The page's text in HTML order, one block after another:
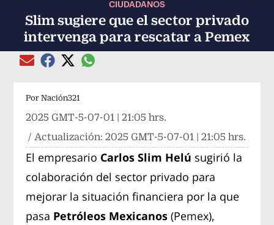
CIUDADANOS
Slim sugiere que el sector privado
intervenga para rescatar a Pemex
Compartir el artículo actual mediante Email
Compartir el artículo actual mediante Facebook
Compartir el artículo actual mediante Twitter
Compartir el artículo actual mediante
Por Nación321
2025 GMT-5-07-01 | 21:05 hrs.
/ Actualización:2025 GMT-5-07-01 | 21:05 hrs.
El empresario Carlos Slim Helú sugirió la
colaboración del sector privado para
mejorar la situación financiera por la que
pasa Petróleos Mexicanos (Pemex),